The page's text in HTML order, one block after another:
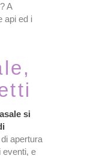
A
api ed i
si
apertura
eventi, e